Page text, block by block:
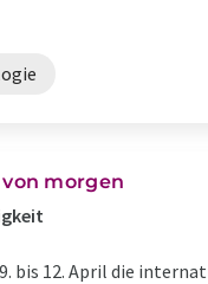
morgen
bis 12. April die